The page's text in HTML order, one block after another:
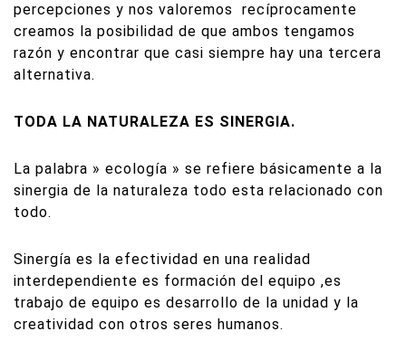
percepciones y nos valoremos
recíprocamente
creamos la posibilidad de que ambos tengamos
razón y encontrar que casi siempre hay una tercera
alternativa.
TODA LA NATURALEZA ES SINERGIA.
La palabra » ecología » se refiere básicamente a la
sinergia de la naturaleza todo esta relacionado con
todo.
Sinergía es la efectividad en una realidad
interdependiente es formación del equipo ,es
trabajo de equipo es desarrollo de la unidad y la
creatividad con otros seres humanos.